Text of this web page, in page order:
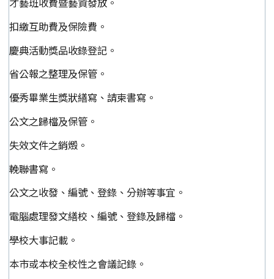
扣繳互助費及保險費。
慶典活動獎品收錄登記。
省公報之整理及保管。
優秀畢業生獎狀繕寫、請柬書寫。
公文之歸檔及保管。
失效文件之銷燬。
輓聯書寫。
公文之收發、編號、登錄、分辦等事宜。
電腦處理發文繕校、編號、登錄及歸檔。
學校大事記載。
本市或本校全校性之會議記錄。